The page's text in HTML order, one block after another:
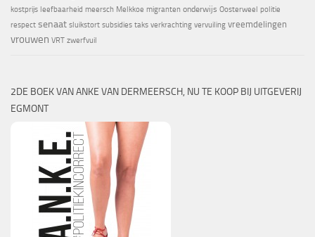
kostprijs leefbaarheid meersch Melkkoe migranten onderwijs Oosterweel politie
respect senaat sluikstort subsidies taks verkrachting vervuiling vreemdelingen
vrouwen VRT zwerfvuil
2DE BOEK VAN ANKE VAN DERMEERSCH, NU TE KOOP BIJ UITGEVERIJ
EGMONT